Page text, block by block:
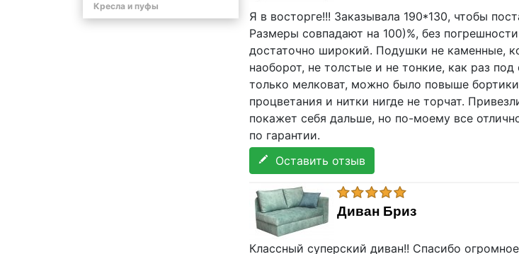
Кресла и пуфы
Я в восторге!!! Заказывала 190*130, чтобы
Размеры совпадают на 100)%, без
достаточно широкий. Подушки не каменные,
наоборот, не толстые и не тонкие, как раз
только мелковат, можно было повыше
процветания и нитки нигде не торчат.
покажет себя дальше, но по-моему все
по гарантии.
Оставить отзыв
Диван Бриз
Классный суперский диван!! Спасибо